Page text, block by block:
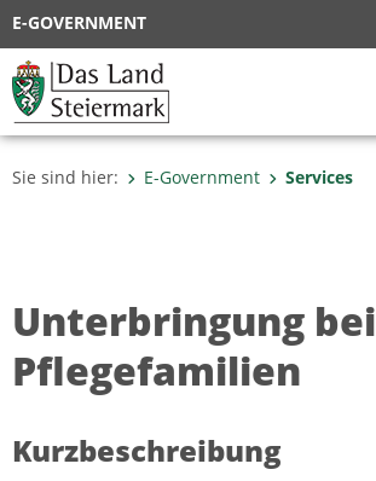
E-GOVERNMENT
Sie sind hier: E-Government Services
Unterbringung bei
Pflegefamilien
Kurzbeschreibung